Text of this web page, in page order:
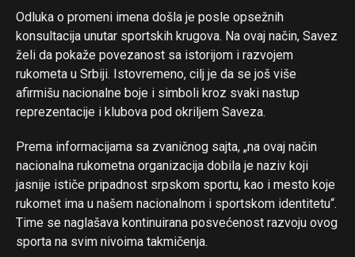
Odluka o promeni imena došla je posle opsežnih
konsultacija unutar sportskih krugova. Na ovaj način, Savez
želi da pokaže povezanost sa istorijom i razvojem
rukometa u Srbiji. Istovremeno, cilj je da se još više
afirmišu nacionalne boje i simboli kroz svaki nastup
reprezentacije i klubova pod okriljem Saveza.
Prema informacijama sa zvaničnog sajta, „na ovaj način
nacionalna rukometna organizacija dobila je naziv koji
jasnije ističe pripadnost srpskom sportu, kao i mesto koje
rukomet ima u našem nacionalnom i sportskom identitetu“.
Time se naglašava kontinuirana posvećenost razvoju ovog
sporta na svim nivoima takmičenja.